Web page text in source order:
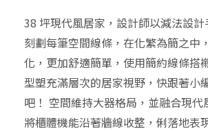
38 坪現代風居家，設計師以減法設
刻劃每筆空間線條，在化繁為簡之中
化，更加舒適簡單，使用簡約線條搭
型塑充滿層次的居家視野，快跟著小
吧！ 空間維持大器格局，並融合現代
將櫃體機能沿著牆線收整，俐落地表